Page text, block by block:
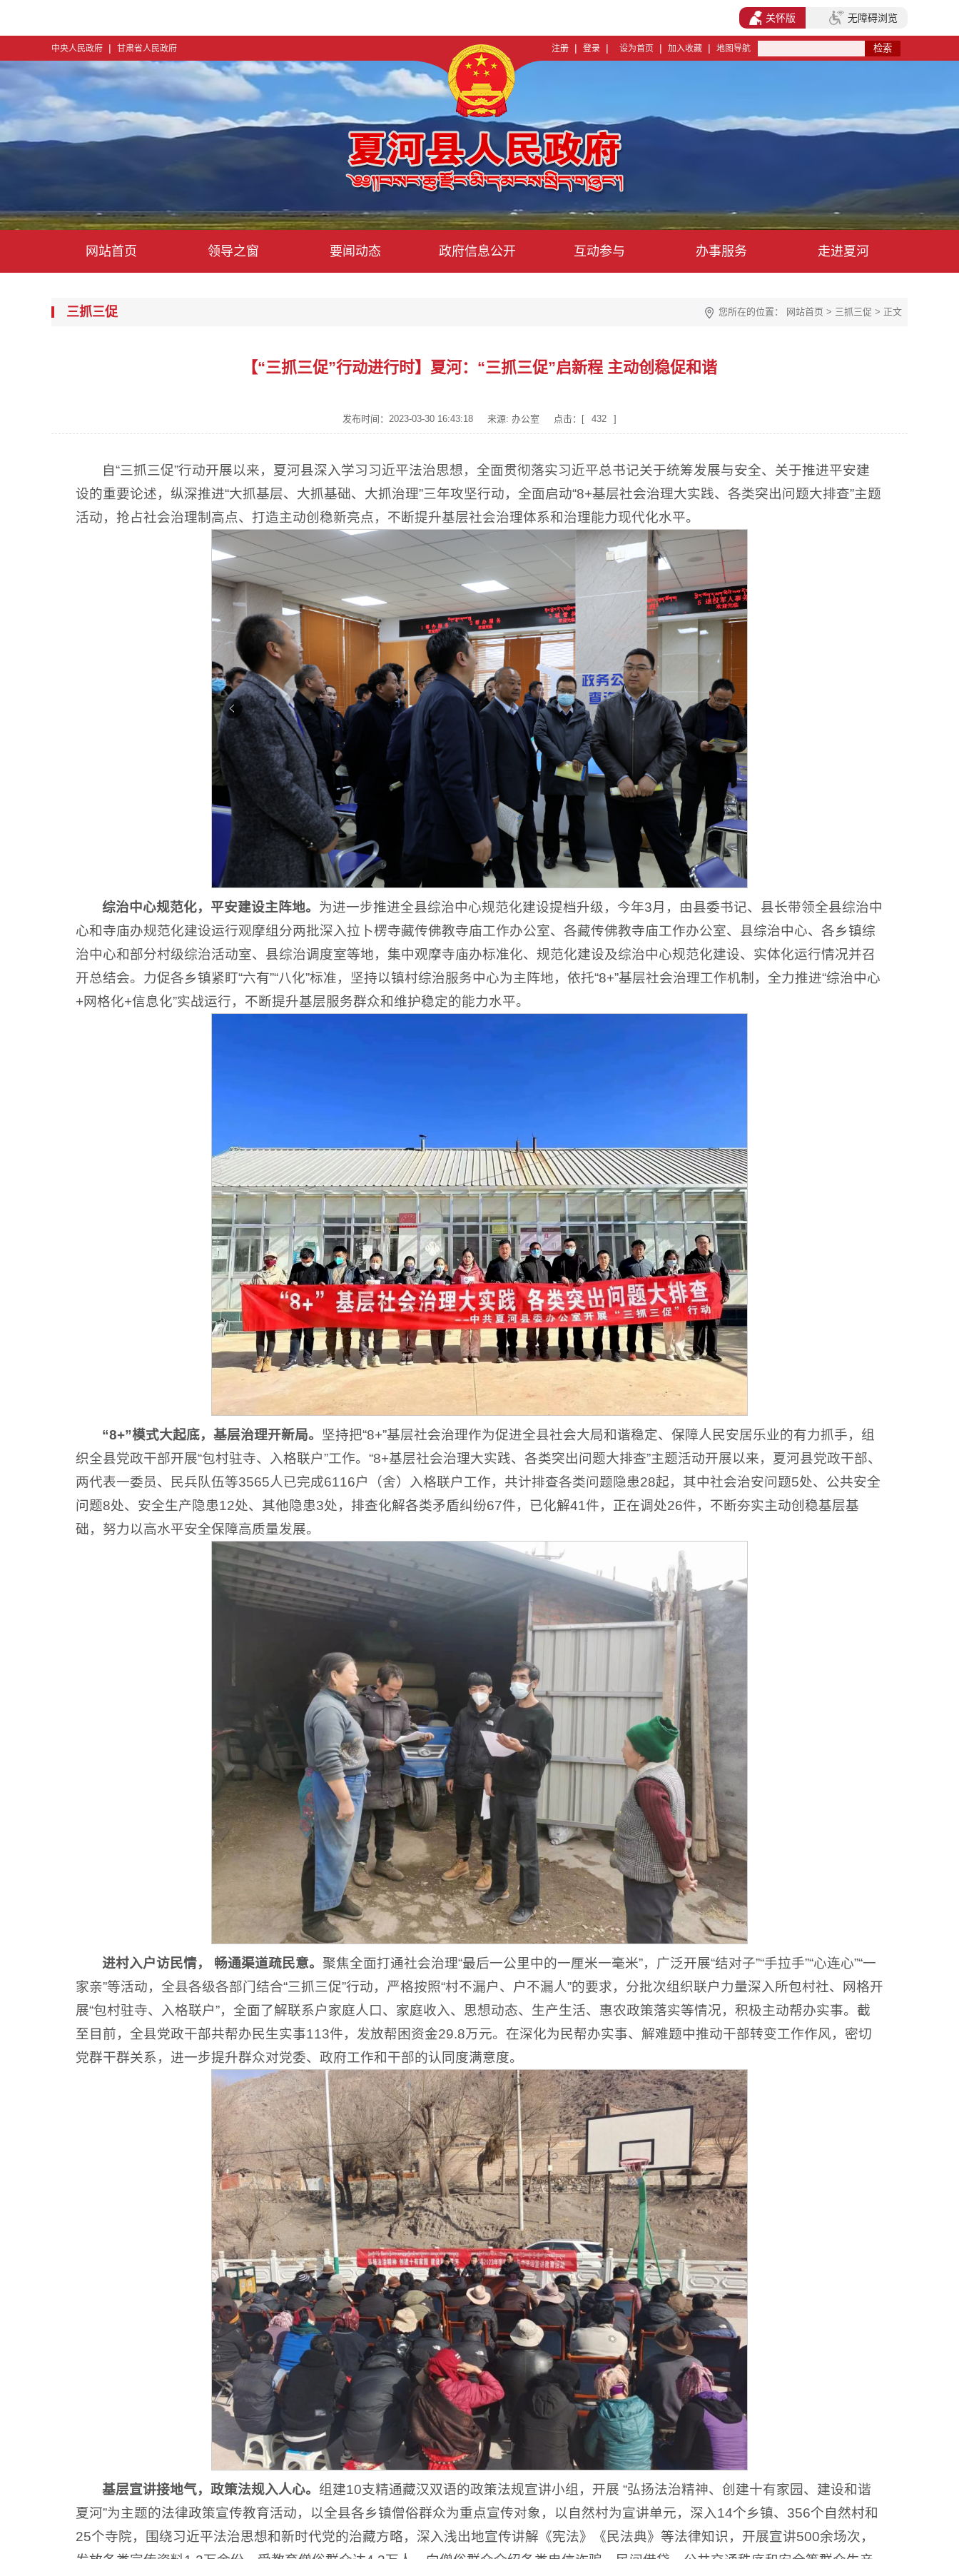
中央人民政府 | 甘肃省人民政府 注册 | 登录 | 设为首页 | 加入收藏 | 地图导航
网站首页 领导之窗 要闻动态 政府信息公开 互动参与 办事服务 走进夏河
三抓三促 您所在的位置： 网站首页 > 三抓三促 > 正文
【“三抓三促”行动进行时】夏河：“三抓三促”启新程 主动创稳促和谐
发布时间：2023-03-30 16:43:18 来源: 办公室 点击：[ 432 ]
自“三抓三促”行动开展以来，夏河县深入学习习近平法治思想，全面贯彻落实习近平总书记关于统筹发展与安全、关于推进平安建
设的重要论述，纵深推进“大抓基层、大抓基础、大抓治理”三年攻坚行动，全面启动“8+基层社会治理大实践、各类突出问题大排查”主题
活动，抢占社会治理制高点、打造主动创稳新亮点，不断提升基层社会治理体系和治理能力现代化水平。
综治中心规范化，平安建设主阵地。 为进一步推进全县综治中心规范化建设提档升级，今年3月，由县委书记、县长带领全县综治中
心和寺庙办规范化建设运行观摩组分两批深入拉卜楞寺藏传佛教寺庙工作办公室、各藏传佛教寺庙工作办公室、县综治中心、各乡镇综
治中心和部分村级综治活动室、县综治调度室等地，集中观摩寺庙办标准化、规范化建设及综治中心规范化建设、实体化运行情况并召
开总结会。力促各乡镇紧盯“六有”“八化”标准，坚持以镇村综治服务中心为主阵地，依托“8+”基层社会治理工作机制，全力推进“综治中心
+网格化+信息化”实战运行，不断提升基层服务群众和维护稳定的能力水平。
“8+”模式大起底，基层治理开新局。 坚持把“8+”基层社会治理作为促进全县社会大局和谐稳定、保障人民安居乐业的有力抓手，组
织全县党政干部开展“包村驻寺、入格联户”工作。“8+基层社会治理大实践、各类突出问题大排查”主题活动开展以来，夏河县党政干部、
两代表一委员、民兵队伍等3565人已完成6116户（舍）入格联户工作，共计排查各类问题隐患28起，其中社会治安问题5处、公共安全
问题8处、安全生产隐患12处、其他隐患3处，排查化解各类矛盾纠纷67件，已化解41件，正在调处26件，不断夯实主动创稳基层基
础，努力以高水平安全保障高质量发展。
进村入户访民情， 畅通渠道疏民意。聚焦全面打通社会治理“最后一公里中的一厘米一毫米”，广泛开展“结对子”“手拉手”“心连心”“一
家亲”等活动，全县各级各部门结合“三抓三促”行动，严格按照“村不漏户、户不漏人”的要求，分批次组织联户力量深入所包村社、网格开
展“包村驻寺、入格联户”，全面了解联系户家庭人口、家庭收入、思想动态、生产生活、惠农政策落实等情况，积极主动帮办实事。截
至目前，全县党政干部共帮办民生实事113件，发放帮困资金29.8万元。在深化为民帮办实事、解难题中推动干部转变工作作风，密切
党群干群关系，进一步提升群众对党委、政府工作和干部的认同度满意度。
基层宣讲接地气，政策法规入人心。 组建10支精通藏汉双语的政策法规宣讲小组，开展 “弘扬法治精神、创建十有家园、建设和谐
夏河”为主题的法律政策宣传教育活动，以全县各乡镇僧俗群众为重点宣传对象，以自然村为宣讲单元，深入14个乡镇、356个自然村和
25个寺院，围绕习近平法治思想和新时代党的治藏方略，深入浅出地宣传讲解《宪法》《民法典》等法律知识，开展宣讲500余场次，
关怀版 无障碍浏览